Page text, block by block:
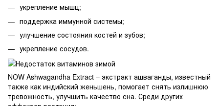
укрепление мышц;
поддержка иммунной системы;
улучшение состояния костей и зубов;
укрепление сосудов.
NOW Ashwagandha Extract – экстракт ашваганды, известный
также как индийский женьшень, помогает снять излишнюю
тревожность, улучшить качество сна. Среди других